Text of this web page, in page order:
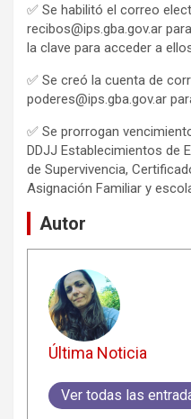
✅ Se habilitó el correo
recibos@ips.gba.gov.ar
la clave para acceder a
✅ Se creó la cuenta de
poderes@ips.gba.gov.ar
✅ Se prorrogan
DDJJ Establecimientos de
de Supervivencia,
Asignación Familiar y
Autor
Última Noticia
Ver todas las